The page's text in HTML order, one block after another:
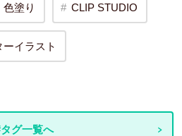
色塗り CLIP STUDIO
イラスト
グ一覧へ